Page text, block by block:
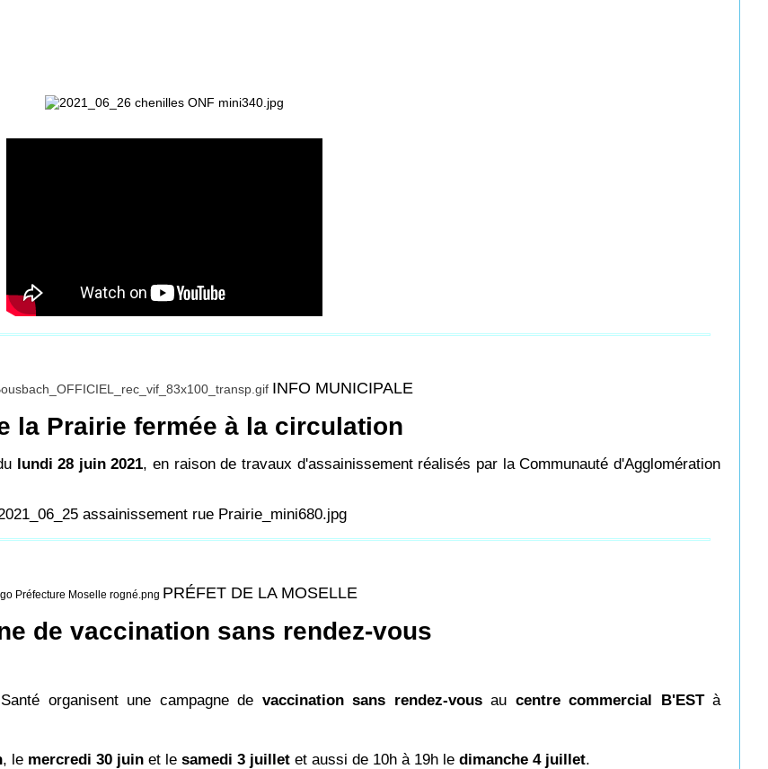
INFO MUNICIPALE
la Prairie fermée à la circulation
lundi 28 juin 2021, en raison de travaux d'assainissement réalisés par la Communauté d'Agglomération
PRÉFET DE LA MOSELLE
de vaccination sans rendez-vous
organisent une campagne de vaccination sans rendez-vousau centre commercial B'ESTà
, le mercredi 30 juin et le samedi 3 juillet et aussi de 10h à 19h le dimanche 4 juillet.